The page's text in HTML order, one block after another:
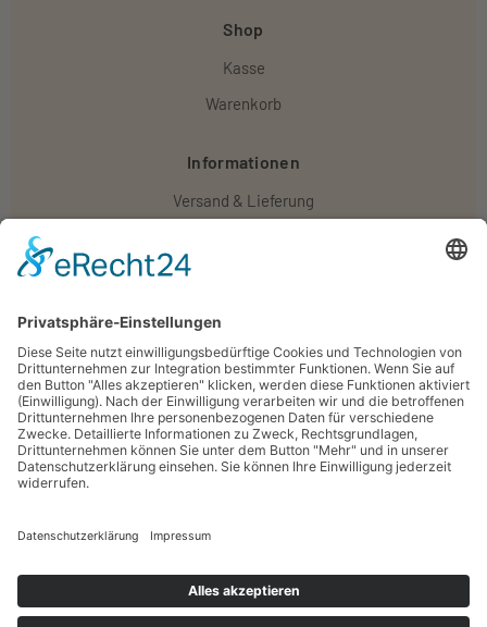
Shop
Kasse
Warenkorb
Informationen
Versand & Lieferung
Zahlungsweisen
Impressum
AGB
Datenschutz